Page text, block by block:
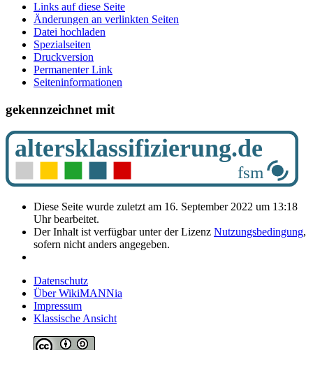
Links auf diese Seite
Änderungen an verlinkten Seiten
Datei hochladen
Spezialseiten
Druckversion
Permanenter Link
Seiten­­informationen
gekennzeichnet mit
Diese Seite wurde zuletzt am 16. September 2022 um 13:18
Uhr bearbeitet.
Der Inhalt ist verfügbar unter der Lizenz Nutzungsbedingung,
sofern nicht anders angegeben.
Datenschutz
Über WikiMANNia
Impressum
Klassische Ansicht